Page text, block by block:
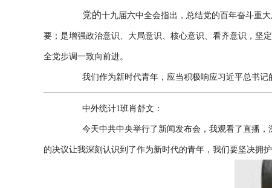
党的十九届六中全会指出，总结党的百年奋斗重
要；是增强政治意识、大局意识、核心意识、看齐意识，坚
全党步调一致向前进。
我们作为新时代青年，应当积极响应习近平总书
中外统计1班肖舒文：
今天中共中央举行了新闻发布会，我观看了直播
的决议让我深刻认识到了作为新时代的青年，我们要坚决拥